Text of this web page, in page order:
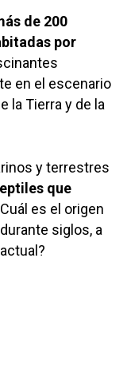
de 200
por
en el escenario
la Tierra y de la
y terrestres
que
es el origen
siglos, a